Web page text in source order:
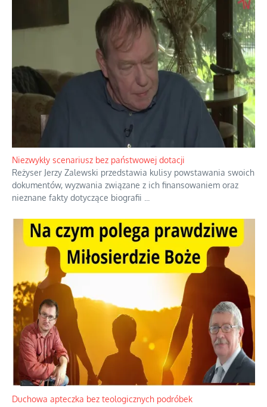
Niezwykły scenariusz bez państwowej dotacji
Reżyser Jerzy Zalewski przedstawia kulisy powstawania swoich
dokumentów, wyzwania związane z ich finansowaniem oraz
nieznane fakty dotyczące biografii
Duchowa apteczka bez teologicznych podróbek